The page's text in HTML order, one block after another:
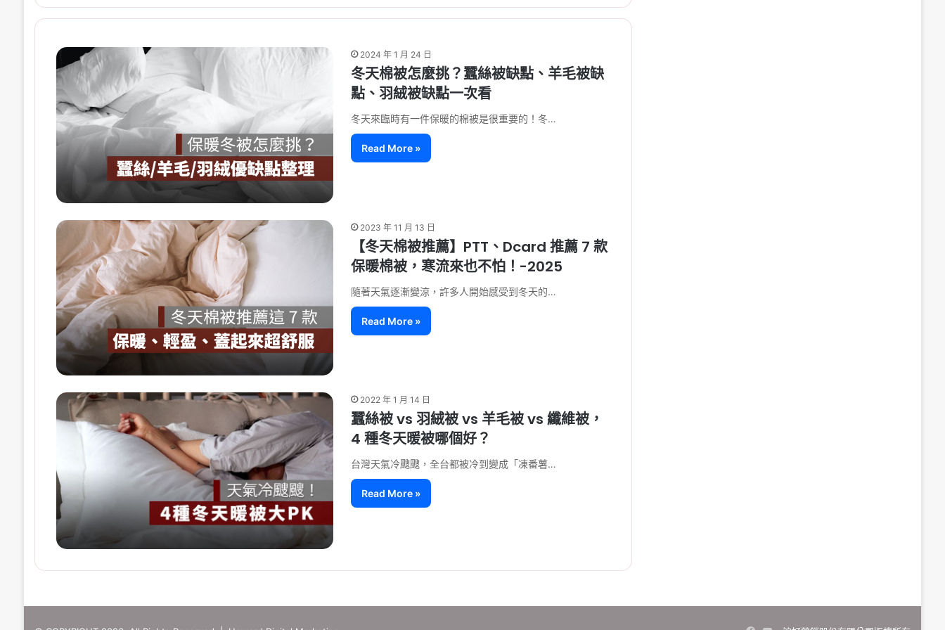
2024 年 1 月 24 日
冬天棉被怎麼挑？蠶絲被缺點、羊毛被缺
點、羽絨被缺點一次看
冬天來臨時有一件保暖的棉被是很重要的！冬…
Read More »
2023 年 11 月 13 日
【冬天棉被推薦】PTT、Dcard 推薦 7 款
保暖棉被，寒流來也不怕！-2025
隨著天氣逐漸變涼，許多人開始感受到冬天的…
Read More »
2022 年 1 月 14 日
蠶絲被 vs 羽絨被 vs 羊毛被 vs 纖維被，
4 種冬天暖被哪個好？
台灣天氣冷颼颼，全台都被冷到變成「凍番薯…
Read More »